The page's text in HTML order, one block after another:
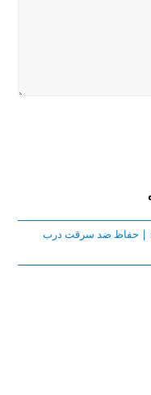
⚡️ | حفاظ ضد سرقت درب